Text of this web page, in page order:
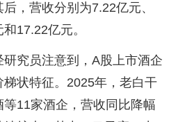
，营收分别为7.22亿元、
17.22亿元。
究员注意到，A股上市酒企
状特征。2025年，老白干
11家酒企，营收同比降幅